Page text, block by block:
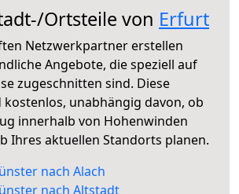
Ortsteile von Erfurt
Netzwerkpartner erstellen
Angebote, die speziell auf
zugeschnitten sind. Diese
kostenlos, unabhängig davon, ob
innerhalb von Hohenwinden
Ihres aktuellen Standorts planen.
nach Alach
nach Altstadt